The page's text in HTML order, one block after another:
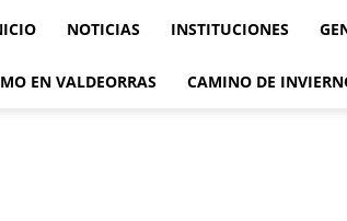
NOTICIAS INSTITUCIONES
EN VALDEORRAS CAMINO DE